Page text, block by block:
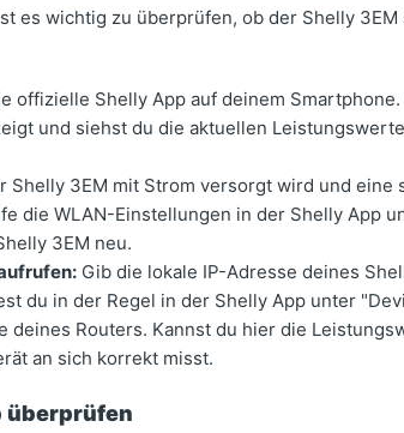
es wichtig zu überprüfen, ob der Shelly 3EM
offizielle Shelly App auf deinem
und siehst du die aktuellen
Shelly 3EM mit Strom versorgt wird und eine
die WLAN-Einstellungen in der Shelly App
3EM neu.
Gib die lokale IP-Adresse deines
du in der Regel in der Shelly App unter
deines Routers. Kannst du hier die
an sich korrekt misst.
überprüfen